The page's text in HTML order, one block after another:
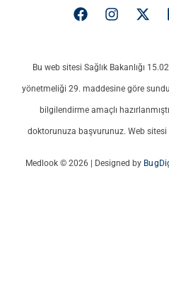
Bu web sitesi Sağlık Bakanlığı
yönetmeliği 29. maddesine göre
bilgilendirme amaçlı
doktorunuza başvurunuz. Web
Medlook © 2026 | Designed by